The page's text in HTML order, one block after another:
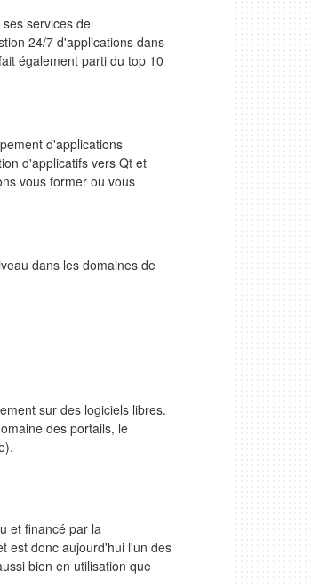
services de
24/7 d'applications dans
également parti du top 10
d'applications
d'applicatifs vers Qt et
vous former ou vous
dans les domaines de
sur des logiciels libres.
des portails, le
et financé par la
est donc aujourd'hui l'un des
bien en utilisation que